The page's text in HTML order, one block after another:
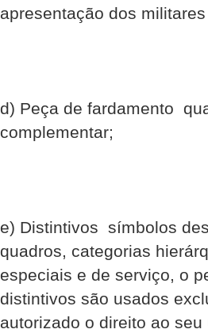
apresentação dos
d) Peça de fardamento 
complementar;
e) Distintivos  símbolos
quadros, categorias
especiais e de serviço, o
distintivos são usados
autorizado o direito ao seu